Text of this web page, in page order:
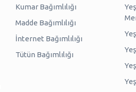
Kumar Bağımlılığı
Madde Bağımlılığı
İnternet Bağımlılığı
Tütün Bağımlılığı